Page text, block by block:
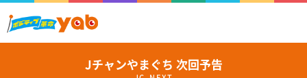
Jチャンやまぐち 次回予告